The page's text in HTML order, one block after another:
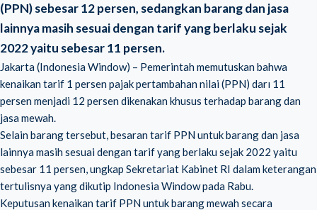
(PPN) sebesar 12 persen, sedangkan barang dan jasa
lainnya masih sesuai dengan tarif yang berlaku sejak
2022 yaitu sebesar 11 persen.
Jakarta (Indonesia Window) – Pemerintah memutuskan bahwa
kenaikan tarif 1 persenpajak pertambahan nilai (PPN) darı 11
persen menjadi 12 persen dikenakan khusus terhadap barang dan
jasa mewah.
Selain barang tersebut, besaran tarif PPN untuk barang dan jasa
lainnya masih sesuai dengan tarif yang berlaku sejak 2022 yaitu
sebesar 11 persen, ungkap Sekretariat Kabinet RI dalam keterangan
tertulisnya yang dikutip Indonesia Window pada Rabu.
Keputusan kenaikan tarif PPN untuk barang mewah secara